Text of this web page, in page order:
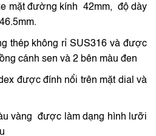
mặt đường kính 42mm, độ dày
thép không rỉ SUS316 và được
cánh sen và 2 bên màu đen
được đính nổi trên mặt dial và
vàng được làm dạng hình lưỡi